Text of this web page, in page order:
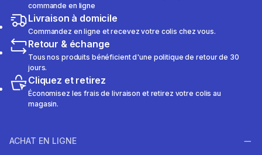
commande en ligne
Livraison à domicile
Commandez en ligne et recevez votre colis chez vous.
Retour & échange
Tous nos produits bénéficient d'une politique de retour de 30
jours.
Cliquez et retirez
Économisez les frais de livraison et retirez votre colis au
magasin.
ACHAT EN LIGNE